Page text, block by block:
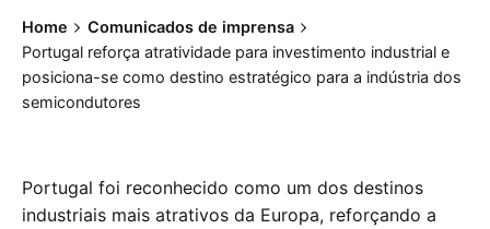
Home
Comunicados de imprensa
Portugal reforça atratividade para investimento industrial e
posiciona-se como destino estratégico para a indústria dos
semicondutores
Portugal foi reconhecido como um dos destinos
industriais mais atrativos da Europa, reforçando a